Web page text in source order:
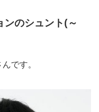
ンのシュント(～
です。